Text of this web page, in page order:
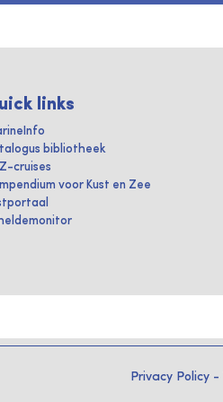
links
bibliotheek
cruises
voor Kust en Zee
Privacy Policy -